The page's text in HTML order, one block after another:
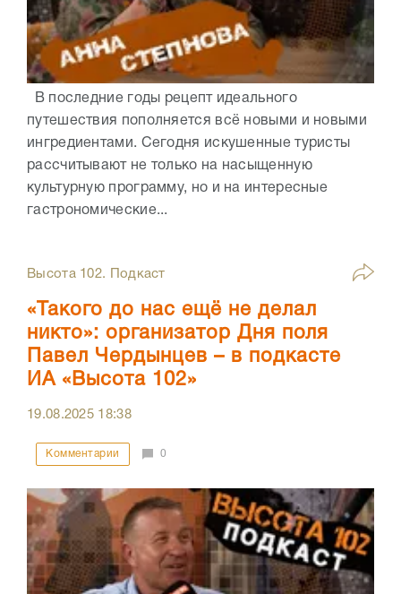
В последние годы рецепт идеального
путешествия пополняется всё новыми и новыми
ингредиентами. Сегодня искушенные туристы
рассчитывают не только на насыщенную
культурную программу, но и на интересные
гастрономические...
Высота 102. Подкаст
«Такого до нас ещё не делал
никто»: организатор Дня поля
Павел Чердынцев – в подкасте
ИА «Высота 102»
19.08.2025 18:38
Комментарии 0